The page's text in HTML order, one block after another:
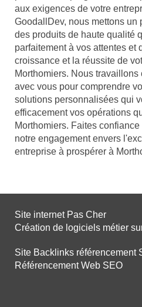
aux exigences de votre
GoodallDev, nous mettons un
des produits de haute qualité
parfaitement à vos attentes et
croissance et la réussite de
Morthomiers. Nous
avec vous pour comprendre
solutions personnalisées qui
efficacement vos opérations
Morthomiers. Faites
notre engagement envers
entreprise à prospérer à
Site internet Pas Cher
Création de logiciels métier
Site Backlinks référencement
Référencement Web SEO